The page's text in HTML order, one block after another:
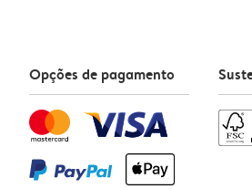
Opções de pagamento